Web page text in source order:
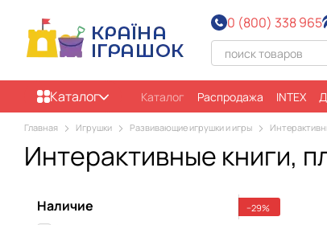
0 (800) 338 965
Каталог Каталог Распродажа INTEX
Все бренды
О нас Оплата и
Пользовательское соглашение
Главная Игрушки Развивающие игрушки и игры
Интерактивные книги,
−29%
Наличие